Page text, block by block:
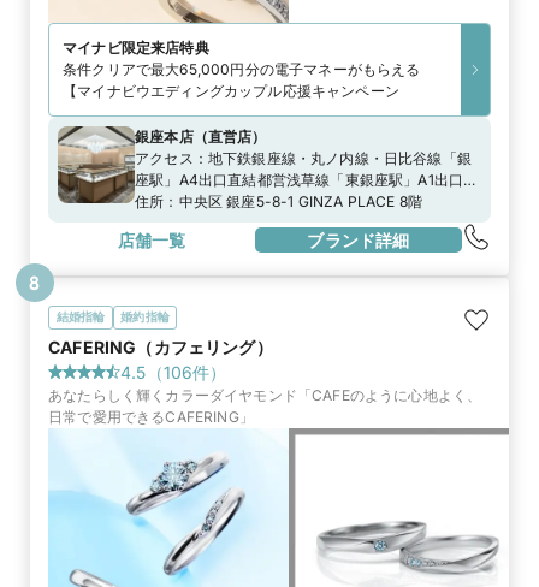
マイナビ限定来店特典
条件クリアで最大65,000円分の電子マネーがもらえる
【マイナビウエディングカップル応援キャンペーン
銀座本店（直営店）
アクセス： 地下鉄銀座線・丸ノ内線・日比谷線「銀
座駅」A4出口直結都営浅草線「東銀座駅」A1出口よ
り徒歩3分都バス「銀座四丁目」より徒歩1分」
住所： 中央区 銀座5-8-1 GINZA PLACE 8階
店舗一覧 ブランド詳細
結婚指輪 婚約指輪
CAFERING（カフェリング）
4.5 （106件）
あなたらしく輝くカラーダイヤモンド「CAFEのように心地よく、
日常で愛用できるCAFERING」
8